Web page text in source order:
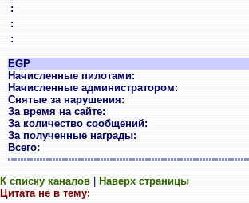
:
:
:
EGP
Начисленные пилотами:
Начисленные администратором:
Снятые за нарушения:
За время на сайте:
За количество сообщений:
За полученные награды:
Всего:
К списку каналов
Наверх страницы
Цитата не в тему: